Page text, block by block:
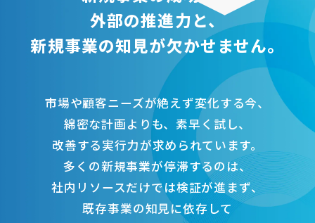
外部の推進力と、
新規事業の知見が欠かせません。
市場や顧客ニーズが絶えず変化する今、
綿密な計画よりも、素早く試し、
改善する実行力が求められています。
多くの新規事業が停滞するのは、
社内リソースだけでは検証が進まず、
既存事業の知見に依存して